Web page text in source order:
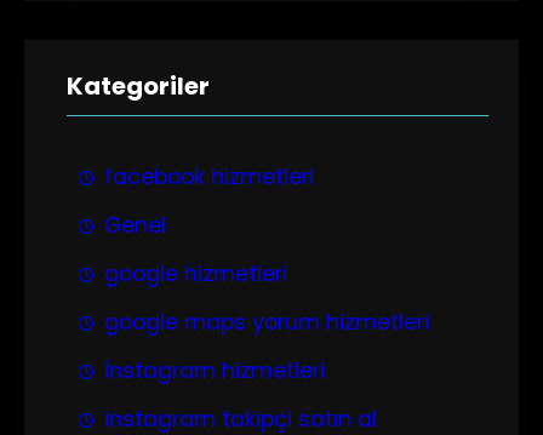
Kategoriler
facebook hizmetleri
Genel
google hizmetleri
google maps yorum hizmetleri
İnstagram hizmetleri
instagram takipçi satın al